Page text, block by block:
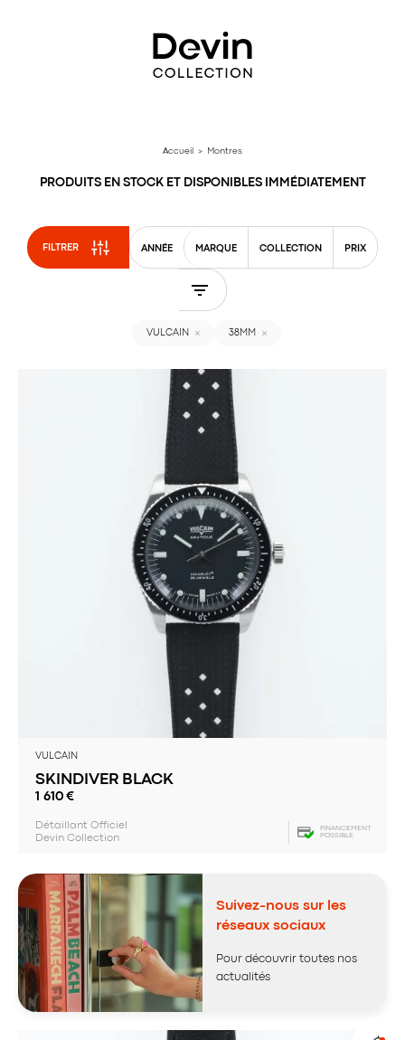
Accueil > Montres
PRODUITS EN STOCK ET DISPONIBLES IMMÉDIATEMENT
FILTRER ANNÉE MARQUE COLLECTION PRIX
VULCAIN 38MM
VULCAIN
SKINDIVER BLACK
1 610 €
Détaillant Officiel
Devin Collection
FINANCEMENT
POSSIBLE
Suivez-nous sur les
réseaux sociaux
Pour découvrir toutes nos
actualités